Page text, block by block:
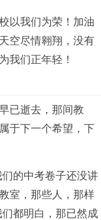
以我们为荣！加油
空尽情翱翔，没有
我们正年轻！
已逝去，那间教
于下一个希望，下
的中考卷子还没讲
室，那些人，那样
都明白，那已然成